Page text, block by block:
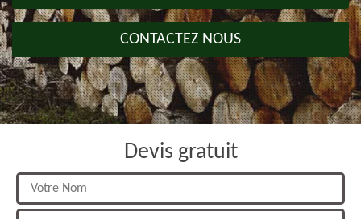
CONTACTEZ NOUS
Devis gratuit